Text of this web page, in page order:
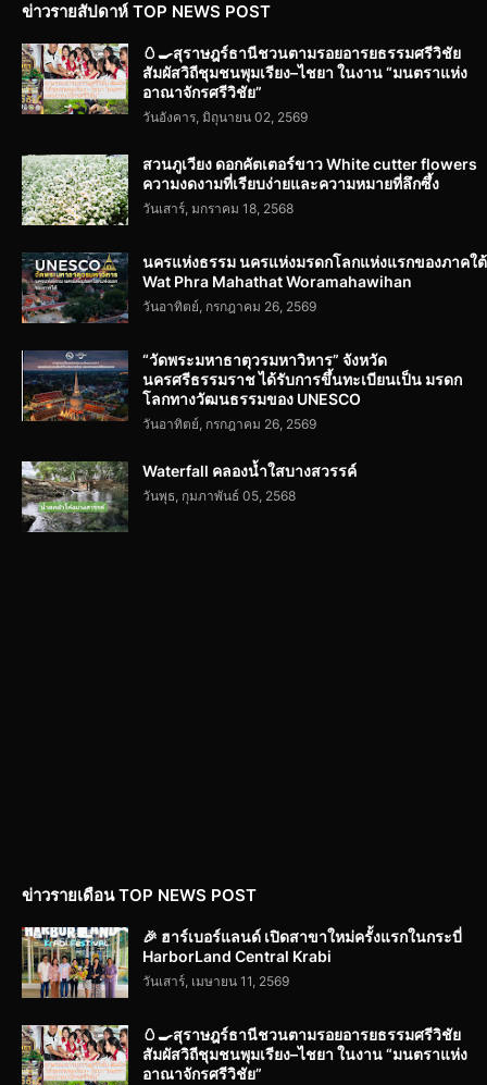
ข่าวรายสัปดาห์ TOP NEWS POST
🥚🍳สุราษฎร์ธานีชวนตามรอยอารยธรรมศรีวิชัย
สัมผัสวิถีชุมชนพุมเรียง–ไชยา ในงาน “มนตราแห่ง
อาณาจักรศรีวิชัย”
วันอังคาร, มิถุนายน 02, 2569
สวนภูเวียง ดอกคัตเตอร์ขาว White cutter flowers
ความงดงามที่เรียบง่ายและความหมายที่ลึกซึ้ง
วันเสาร์, มกราคม 18, 2568
นครแห่งธรรม นครแห่งมรดกโลกแห่งแรกของภาคใต้
Wat Phra Mahathat Woramahawihan
วันอาทิตย์, กรกฎาคม 26, 2569
“วัดพระมหาธาตุวรมหาวิหาร” จังหวัด
นครศรีธรรมราช ได้รับการขึ้นทะเบียนเป็น มรดก
โลกทางวัฒนธรรมของ UNESCO
วันอาทิตย์, กรกฎาคม 26, 2569
Waterfall คลองน้ำใสบางสวรรค์
วันพุธ, กุมภาพันธ์ 05, 2568
ข่าวรายเดือน TOP NEWS POST
🎉 ฮาร์เบอร์แลนด์ เปิดสาขาใหม่ครั้งแรกในกระบี่
HarborLand Central Krabi
วันเสาร์, เมษายน 11, 2569
🥚🍳สุราษฎร์ธานีชวนตามรอยอารยธรรมศรีวิชัย
สัมผัสวิถีชุมชนพุมเรียง–ไชยา ในงาน “มนตราแห่ง
อาณาจักรศรีวิชัย”